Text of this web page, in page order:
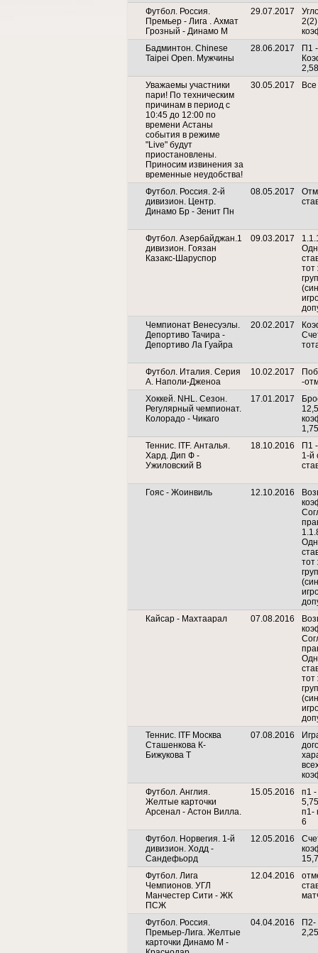
Футбол. Россия.
Премьер - Лига . Ахмат
Грозный - Динамо М
29.07.2017
Бадминтон. Chinese
Taipei Open. Мужчины
28.06.2017
П1 -
2,58
Уважаемы участники
пари! По техническим
причинам в период с
10:45 до 12:00 по
времени Астаны
события в режиме
"Live" будут
приостановлены.
Приносим извинения за
временные неудобства!
30.05.2017
Футбол. Россия. 2-й
дивизион. Центр.
Динамо Бр - Зенит Пн
08.05.2017
Футбол. Азербайджан.1
дивизион. Гоязан
Казакс-Шаруспор
09.03.2017
тот
Чемпионат Венесуэлы.
Депортиво Тачира -
Депортиво Ла Гуайра
20.02.2017
Футбол. Италия. Серия
А. Наполи-Дженоа
10.02.2017
-
Хоккей. NHL. Сезон.
Регулярный чемпионат.
Колорадо - Чикаго
17.01.2017
1,75
Теннис. ITF. Анталья.
Хард. Дип Ф -
Ужиловский В
18.10.2016
П1
1-й
Гояс - Жоинвиль 12.10.2016
тот
Кайсар - Махтаарал
07.08.2016
тот
Теннис. ITF Москва
Сташенкова К-
Бижукова Т
07.08.2016
Футбол. Англия.
Желтые карточки
Арсенал - Астон Вилла.
15.05.2016
п1
5,75
п1-
6
Футбол. Норвегия. 1-й
дивизион. Ходд -
Сандефьорд
12.05.2016
Футбол. Лига
Чемпионов. УГЛ
Манчестер Сити - ЖК
ПСЖ
12.04.2016
Футбол. Россия.
Премьер-Лига. Желтые
карточки Динамо М -
04.04.2016
П2-
2,25